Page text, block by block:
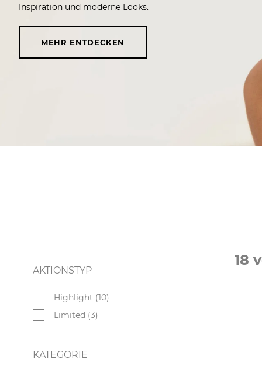
Inspiration und moderne Looks.
MEHR ENTDECKEN
AKTIONSTYP
Highlight (10)
Limited (3)
KATEGORIE
18